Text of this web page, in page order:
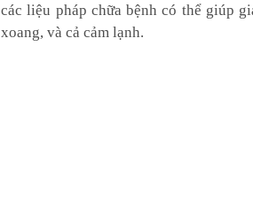
các liệu pháp chữa bệnh có thể giúp
xoang, và cả cảm lạnh.